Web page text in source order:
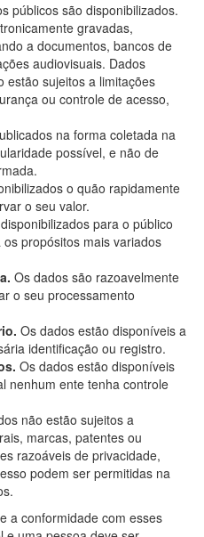
públicos são disponibilizados.
gravadas,
a documentos, bancos de
audiovisuais. Dados
estão sujeitos a limitações
ou controle de acesso,
na forma coletada na
possível, e não de
o quão rapidamente
o seu valor.
para o público
propósitos mais variados
Os dados são razoavelmente
o seu processamento
Os dados estão disponíveis a
identificação ou registro.
Os dados estão disponíveis
nenhum ente tenha controle
não estão sujeitos a
marcas, patentes ou
razoáveis de privacidade,
podem ser permitidas na
a conformidade com esses